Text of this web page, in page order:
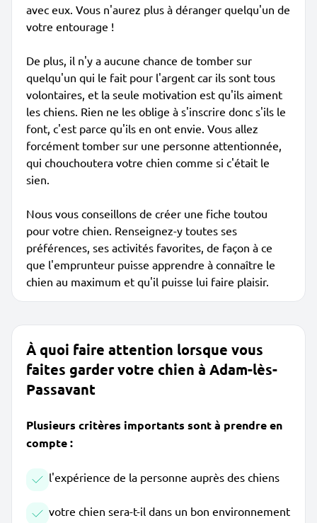
avec eux. Vous n'aurez plus à déranger quelqu'un de
votre entourage !
De plus, il n'y a aucune chance de tomber sur
quelqu'un qui le fait pour l'argent car ils sont tous
volontaires, et la seule motivation est qu'ils aiment
les chiens. Rien ne les oblige à s'inscrire donc s'ils le
font, c'est parce qu'ils en ont envie. Vous allez
forcément tomber sur une personne attentionnée,
qui chouchoutera votre chien comme si c'était le
sien.
Nous vous conseillons de créer une fiche toutou
pour votre chien. Renseignez-y toutes ses
préférences, ses activités favorites, de façon à ce
que l'emprunteur puisse apprendre à connaître le
chien au maximum et qu'il puisse lui faire plaisir.
À quoi faire attention lorsque vous
faites garder votre chien à Adam-lès-
Passavant
Plusieurs critères importants sont à prendre en
compte :
l'expérience de la personne auprès des chiens
votre chien sera-t-il dans un bon environnement